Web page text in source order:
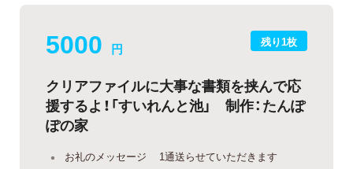
残り1枚
5000 円
クリアファイルに大事な書類を挟んで応
援するよ！「すいれんと池」 制作：たんぽ
ぽの家
お礼のメッセージ 1通送らせていただきます